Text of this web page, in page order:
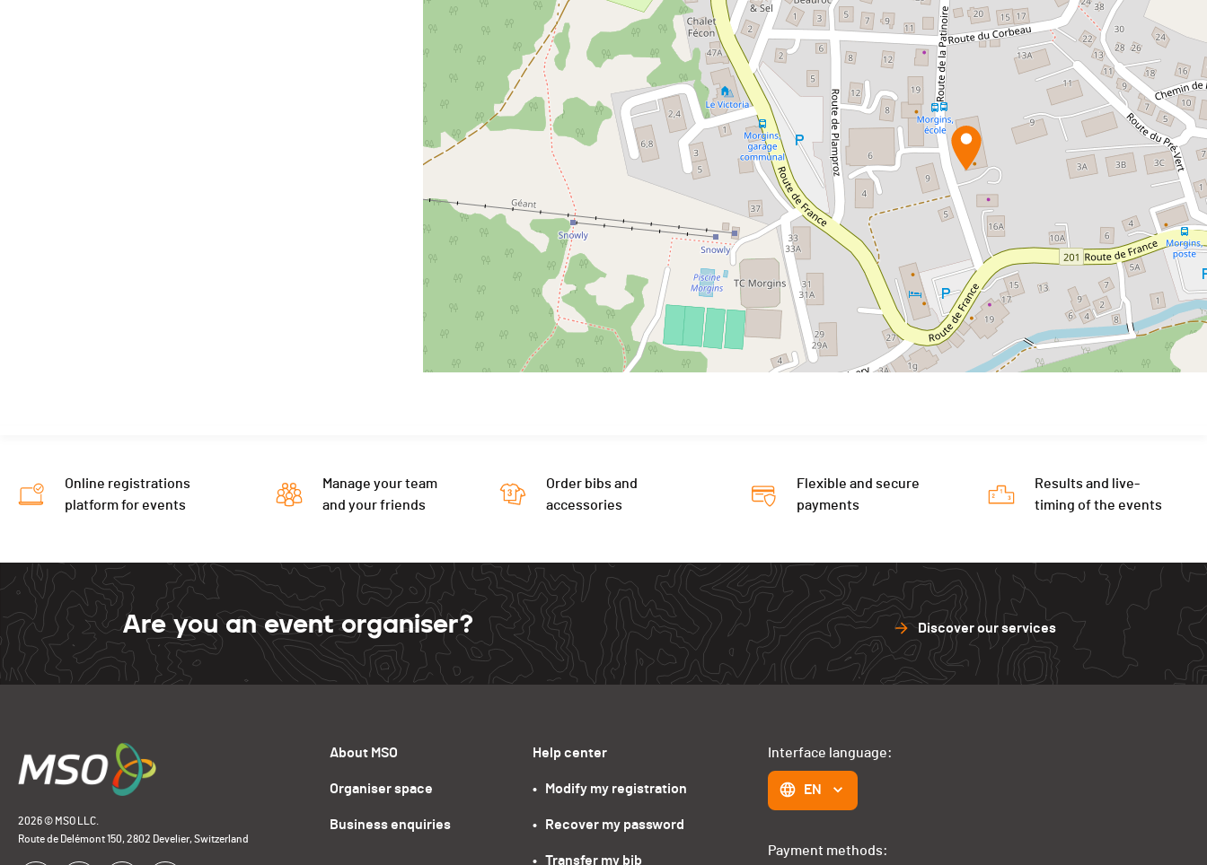
Online registrations
platform for events
Manage your team
and your friends
Order bibs and
accessories
Flexible and secure
payments
Results and live-
timing of the events
Are you an event organiser? Discover our services
2026 © MSO LLC.
Route de Delémont 150, 2802 Develier, Switzerland
About MSO
Organiser space
Business enquiries
Help center
•   Modify my registration
•   Recover my password
•   Transfer my bib
Interface language:
EN
Payment methods: